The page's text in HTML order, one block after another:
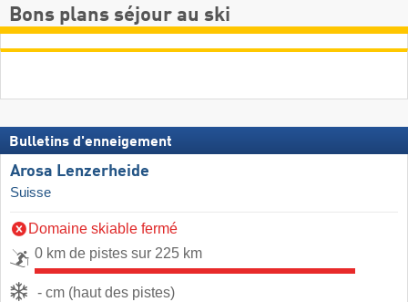
Bons plans séjour au ski
Bulletins d'enneigement
Arosa Lenzerheide
Suisse
Domaine skiable fermé
0 km de pistes sur 225 km
- cm (haut des pistes)